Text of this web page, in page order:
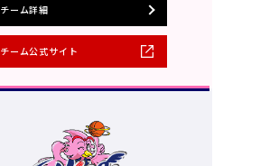
チーム詳細
チーム公式サイト